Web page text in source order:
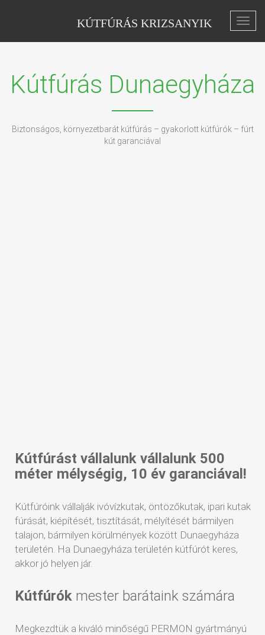
KÚTFÚRÁS KRIZSANYIK
Kútfúrás Dunaegyháza
Biztonságos, környezetbarát kútfúrás – gyakorlott kútfúrók – fúrt
kút garanciával
Kútfúrást vállalunk vállalunk 500
méter mélységig, 10 év garanciával!
Kútfúróink vállalják ivóvízkutak, öntözőkutak, ipari kutak
fúrását, kiépítését, tisztítását, mélyítését bármilyen
talajon, bármilyen körülmények között Dunaegyháza
területén. Ha Dunaegyháza területén kútfúrót keres,
akkor jó helyen jár.
Kútfúrók mester barátaink számára
Megkezdtük a kiváló minőségű PERMON gyártmányú